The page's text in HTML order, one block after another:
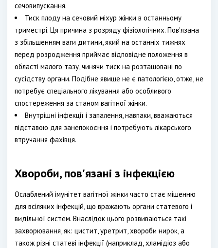
сечовипускання.
Тиск плоду на сечовий міхур жінки в останньому
триместрі. Ця причина з розряду фізіологічних. Пов'язана
з збільшенням ваги дитини, який на останніх тижнях
перед розродження приймає відповідне положення в
області малого тазу, чинячи тиск на розташовані по
сусідству органи. Подібне явище не є патологією, отже, не
потребує спеціального лікування або особливого
спостереження за станом вагітної жінки.
Внутрішні інфекції і запалення, навпаки, вважаються
підставою для занепокоєння і потребують лікарського
втручання фахівця.
Хвороби, пов'язані з інфекцією
Ослаблений імунітет вагітної жінки часто стає мішенню
для всіляких інфекцій, що вражають органи статевого і
видільної систем. Внаслідок цього розвиваються такі
захворювання, як: цистит, уретрит, хвороби нирок, а
також різні статеві інфекції (наприклад, хламідіоз або